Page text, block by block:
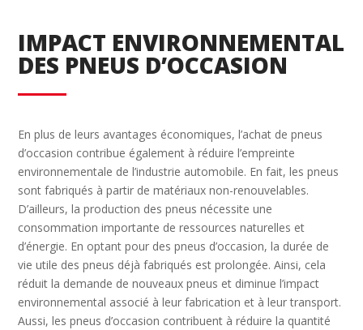
IMPACT ENVIRONNEMENTAL
DES PNEUS D’OCCASION
En plus de leurs avantages économiques, l’achat de pneus
d’occasion contribue également à réduire l’empreinte
environnementale de l’industrie automobile. En fait, les pneus
sont fabriqués à partir de matériaux non-renouvelables.
D’ailleurs, la production des pneus nécessite une
consommation importante de ressources naturelles et
d’énergie. En optant pour des pneus d’occasion, la durée de
vie utile des pneus déjà fabriqués est prolongée. Ainsi, cela
réduit la demande de nouveaux pneus et diminue l’impact
environnemental associé à leur fabrication et à leur transport.
Aussi, les pneus d’occasion contribuent à réduire la quantité